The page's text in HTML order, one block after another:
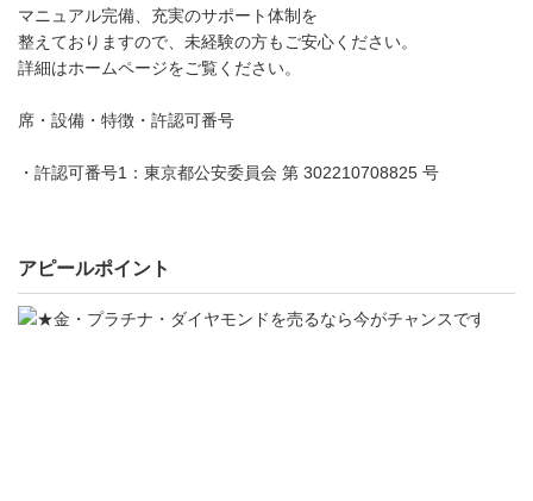
マニュアル完備、充実のサポート体制を
整えておりますので、未経験の方もご安心ください。
詳細はホームページをご覧ください。
席・設備・特徴・許認可番号
・許認可番号1：東京都公安委員会 第 302210708825 号
アピールポイント